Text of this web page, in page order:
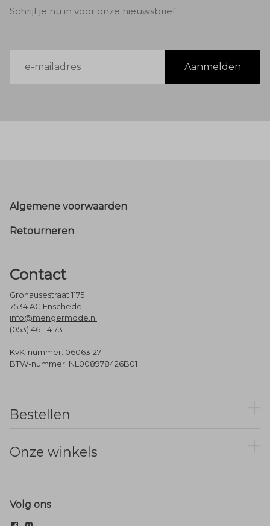
Schrijf je nu in voor onze nieuwsbrief
mailadres
Aanmelden
Footer
Algemene voorwaarden
Retourneren
Contact
Gronausestraat 1175
7534 AG Enschede
info@mengermode.nl
(053) 461 14 73
KvK-nummer: 06063127
BTW-nummer: NL008978426B01
Bestellen
Onze winkels
Volg ons